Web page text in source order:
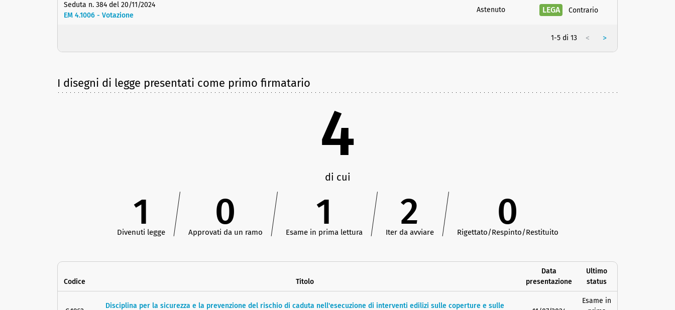
Seduta n. 384 del 20/11/2024
EM 4.1006 - Votazione
Astenuto LEGA Contrario
1-5 di 13 < >
I disegni di legge presentati come primo firmatario
4
di cui
1
Divenuti legge 0
Approvati da un ramo 1
Esame in prima lettura 2
Iter da avviare 0
Rigettato/Respinto/Restituito
Codice Titolo
Data
presentazione
Ultimo
status
Disciplina per la sicurezza e la prevenzione del rischio di caduta nell'esecuzione di interventi edilizi sulle coperture e sulle
Esame in